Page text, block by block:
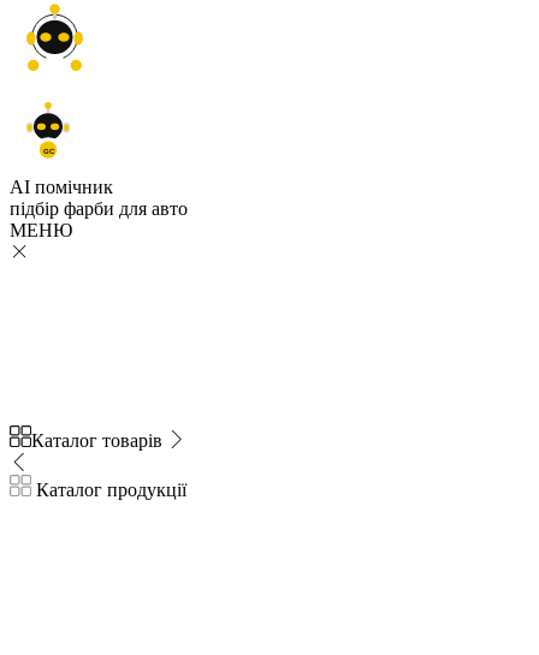
GC
AI помічник
підбір фарби для авто
МЕНЮ
Каталог товарів
Каталог продукції